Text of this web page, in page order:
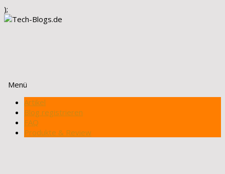
);
Menü
Zum
Inhalt
springen
Artikel
Blog registrieren
FAQ
Produkte & Review